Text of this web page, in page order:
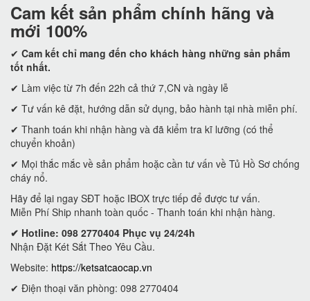
Cam kết sản phẩm chính hãng và
mới 100%
✔ Cam kết chỉ mang đến cho khách hàng những sản phẩm
tốt nhất.
✔ Làm việc từ 7h đến 22h cả thứ 7,CN và ngày lễ
✔ Tư vấn kê đặt, hướng dẫn sử dụng, bảo hành tại nhà miễn phí.
✔ Thanh toán khi nhận hàng và đã kiểm tra kĩ lưỡng (có thể
chuyển khoản)
✔ Mọi thắc mắc về sản phẩm hoặc cần tư vấn về Tủ Hồ Sơ chống
cháy nổ.
Hãy để lại ngay SĐT hoặc IBOX trực tiếp để được tư vấn.
Miễn Phí Ship nhanh toàn quốc - Thanh toán khi nhận hàng.
✔ Hotline: 098 2770404 Phục vụ 24/24h
Nhận Đặt Két Sắt Theo Yêu Cầu.
Website: https://ketsatcaocap.vn
✔ Điện thoại văn phòng: 098 2770404